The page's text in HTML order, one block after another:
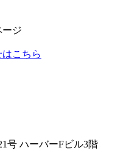
ジ
こちら
号 ハーバーFビル3階